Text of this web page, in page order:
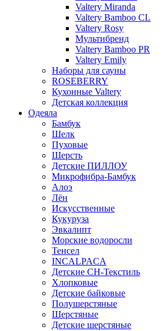
Valtery Miranda
Valtery Bamboo CL
Valtery Rosy
Мультибренд
Valtery Bamboo PR
Valtery Emily
Наборы для сауны
ROSEBERRY
Кухонные Valtery
Детская коллекция
Одеяла
Бамбук
Шелк
Пуховые
Шерсть
Детские ПИЛЛОУ
Микрофибра-Бамбук
Алоэ
Лён
Искусственные
Кукуруза
Эвкалипт
Морские водоросли
Тенсел
INCALPACA
Детские СН-Текстиль
Хлопковые
Детские байковые
Полушерстяные
Шерстяные
Детские шерстяные